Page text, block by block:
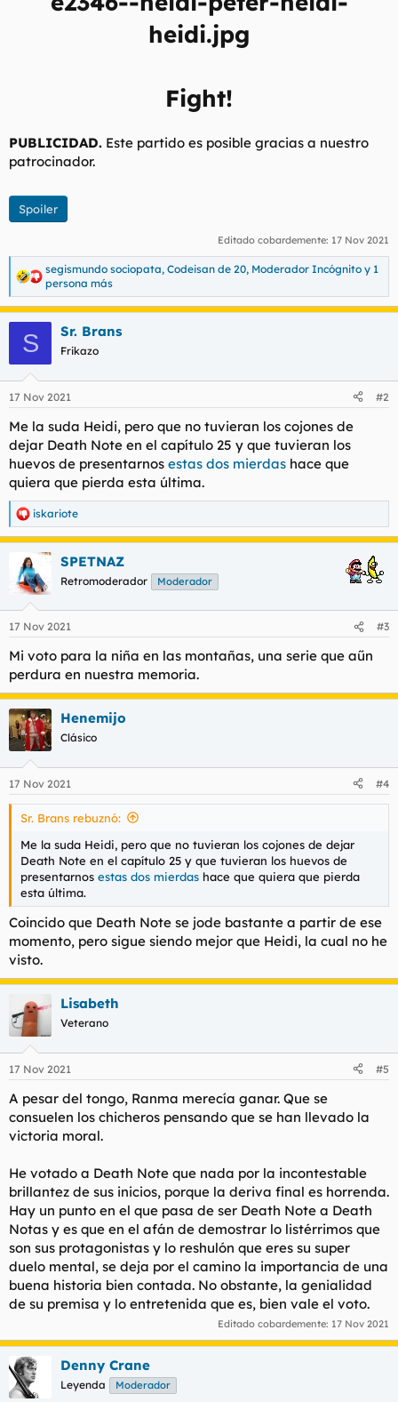
Fight!
PUBLICIDAD. Este partido es posible gracias a nuestro
patrocinador.
Spoiler
Editado cobardemente: 17 Nov 2021
R
e
a
c
o
n
e
s
:
segismundo sociopata, Codeisan de 20, Moderador Incógnito y 1
persona más
S Sr. Brans
Frikazo
17 Nov 2021 #2
Me la suda Heidi, pero que no tuvieran los cojones de
dejar Death Note en el capítulo 25 y que tuvieran los
huevos de presentarnos estas dos mierdas hace que
quiera que pierda esta última.
R
e
a
c
i
e
:
iskariote
SPETNAZ
Retromoderador Moderador
17 Nov 2021 #3
Mi voto para la niña en las montañas, una serie que aűn
perdura en nuestra memoria.
Henemijo
Clásico
17 Nov 2021 #4
Sr. Brans rebuznó:
Me la suda Heidi, pero que no tuvieran los cojones de dejar
Death Note en el capítulo 25 y que tuvieran los huevos de
presentarnos estas dos mierdas hace que quiera que pierda
esta última.
Coincido que Death Note se jode bastante a partir de ese
momento, pero sigue siendo mejor que Heidi, la cual no he
visto.
Lisabeth
Veterano
17 Nov 2021 #5
A pesar del tongo, Ranma merecía ganar. Que se
consuelen los chicheros pensando que se han llevado la
victoria moral.
He votado a Death Note que nada por la incontestable
brillantez de sus inicios, porque la deriva final es horrenda.
Hay un punto en el que pasa de ser Death Note a Death
Notas y es que en el afán de demostrar lo listérrimos que
son sus protagonistas y lo reshulón que eres su super
duelo mental, se deja por el camino la importancia de una
buena historia bien contada. No obstante, la genialidad
de su premisa y lo entretenida que es, bien vale el voto.
Editado cobardemente: 17 Nov 2021
Denny Crane
Leyenda Moderador